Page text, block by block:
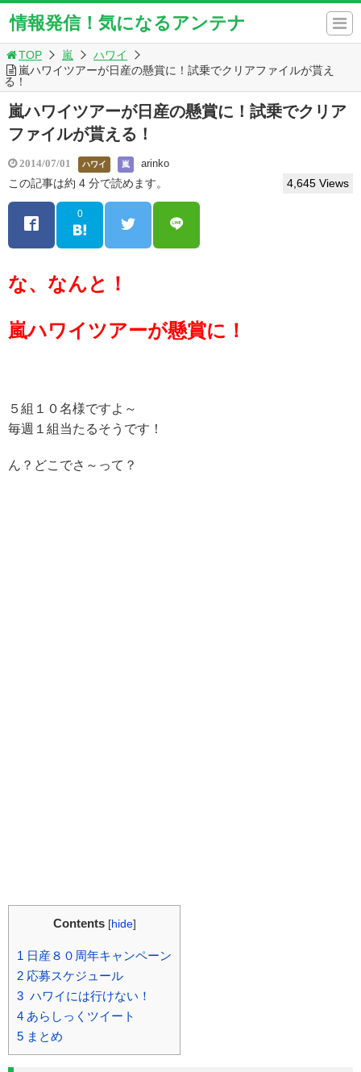
情報発信！気になるアンテナ
TOP 嵐
ハワイ
嵐ハワイツアーが日産の懸賞に！試乗でクリアファイルが貰え
る！
嵐ハワイツアーが日産の懸賞に！試乗でクリア
ファイルが貰える！
2014/07/01 ハワイ 嵐 arinko
この記事は約 4 分で読めます。 4,645 Views
0
な、なんと！
嵐ハワイツアーが懸賞に！
５組１０名様ですよ～
毎週１組当たるそうです！
ん？どこでさ～って？
Contents [hide]
1 日産８０周年キャンペーン
2 応募スケジュール
3 ハワイには行けない！
4 あらしっくツイート
5 まとめ